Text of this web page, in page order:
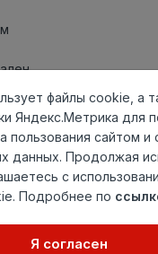
фаска
файлы cookie, а
Яндекс.Метрика для
пользования сайтом и
данных. Продолжая
с
Подробнее по
Я согласен